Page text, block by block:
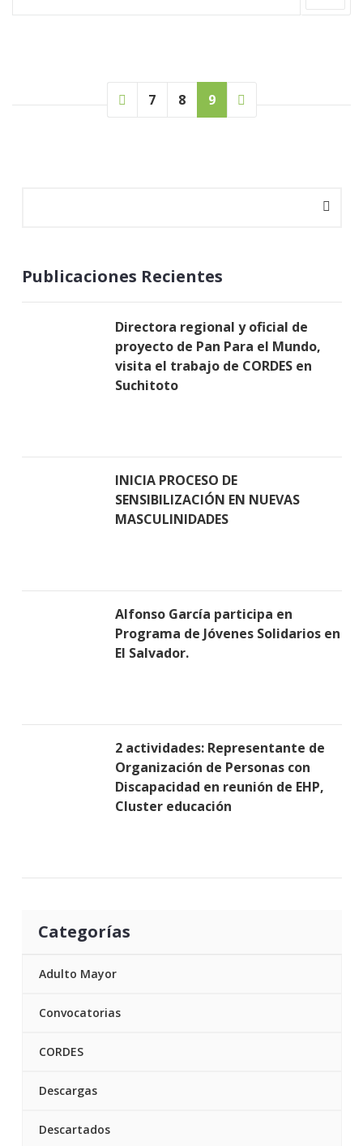
7 8 9
Publicaciones Recientes
Directora regional y oficial de
proyecto de Pan Para el Mundo,
visita el trabajo de CORDES en
Suchitoto
INICIA PROCESO DE
SENSIBILIZACIÓN EN NUEVAS
MASCULINIDADES
Alfonso García participa en
Programa de Jóvenes Solidarios en
El Salvador.
2 actividades: Representante de
Organización de Personas con
Discapacidad en reunión de EHP,
Cluster educación
Categorías
Adulto Mayor
Convocatorias
CORDES
Descargas
Descartados